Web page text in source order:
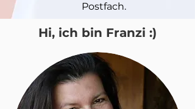
Postfach.
Hi, ich bin Franzi :)